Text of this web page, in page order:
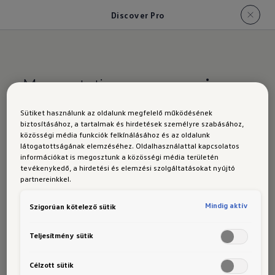
Discover Pro
Megmutatja,merre menjen
Discover Pro
Azoknak, akik még többre vágynak: "Discover
Pro" navigációs rendszer, opcionálisan a Life
felszereltségi szinttől:
Minden információ megjeleníthető a
A hangvezérlés funkció speciális
Sütiket használunk az oldalunk megfelelő működésének
biztosításához, a tartalmak és hirdetések személyre szabásához,
közösségi média funkciók felkínálásához és az oldalunk
látogatottságának elemzéséhez. Oldalhasználattal kapcsolatos
információkat is megosztunk a közösségi média területén
tevékenykedő, a hirdetési és elemzési szolgáltatásokat nyújtó
partnereinkkel.
Szigorúan kötelező sütik Mindig aktív
Teljesítmény sütik
Célzott sütik